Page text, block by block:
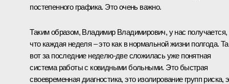
постепенного графика. Это очень важно.
Таким образом, Владимир Владимирович, у нас получается,
что каждая неделя – это как в нормальной жизни полгода.
вот за последние неделю-две сложилась уже понятная
система работы с ковидными больными. Это быстрая
своевременная диагностика, это изолирование групп риска,